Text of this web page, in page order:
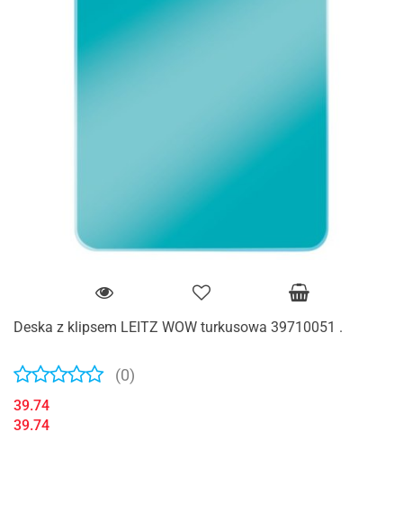
Deska z klipsem LEITZ WOW turkusowa 39710051 .
(0)
39.74
39.74